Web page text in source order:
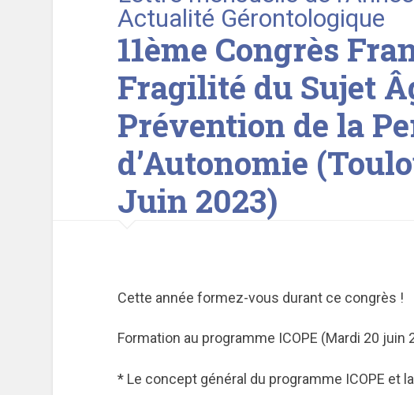
Actualité Gérontologique
11ème Congrès
Fragilité du Sujet
Prévention de la
d’Autonomie
Juin 2023)
Cette année formez-vous durant ce congrès !
Formation au programme ICOPE (Mardi 20 juin
* Le concept général du programme ICOPE et